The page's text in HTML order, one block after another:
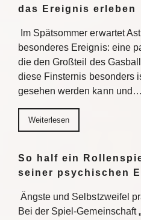
das Ereignis erleben
Im Spätsommer erwartet
besonderes Ereignis: eine
die den Großteil des
diese Finsternis besonders
gesehen werden kann und…
Weiterlesen
So half ein
seiner psychischen
Ängste und Selbstzweifel
Bei der Spiel-Gemeinschaft